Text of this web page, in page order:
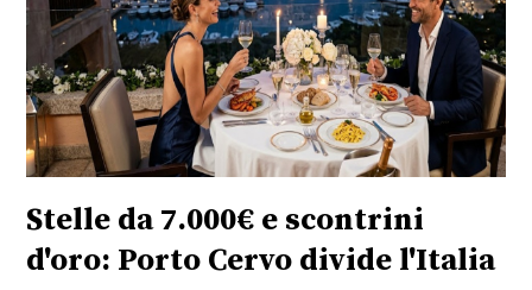
Stelle da 7.000€ e scontrini
d'oro: Porto Cervo divide l'Italia